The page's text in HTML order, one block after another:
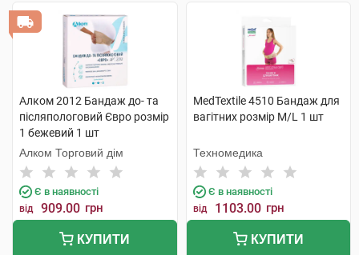
Алком 2012 Бандаж до- та
післяпологовий Євро розмір
1 бежевий 1 шт
Алком Торговий дім
Є в наявності
від 909.00 грн
КУПИТИ
MedTextile 4510 Бандаж для
вагітних розмір M/L 1 шт
Техномедика
Є в наявності
від 1103.00 грн
КУПИТИ